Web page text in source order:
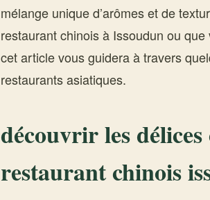
mélange unique d’arômes et de
restaurant chinois à Issoudun ou
cet article vous guidera à travers
restaurants asiatiques.
découvrir les
restaurant chinois